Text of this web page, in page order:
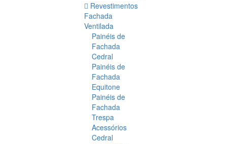
Revestimentos
Fachada
Ventilada
Painéis de
Fachada
Cedral
Painéis de
Fachada
Equitone
Painéis de
Fachada
Trespa
Acessórios
Cedral